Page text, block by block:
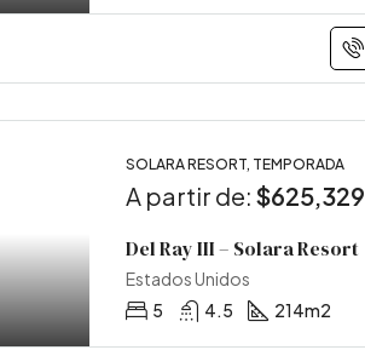
SOLARA RESORT, TEMPORADA
A partir de: $625,329
Del Ray III – Solara Resort
Estados Unidos
5
4.5 214m2